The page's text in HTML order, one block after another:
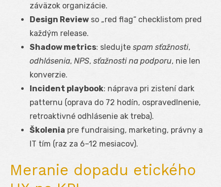
záväzok organizácie.
Design Review so „red flag“ checklistom pred
každým release.
Shadow metrics: sledujte spam sťažnosti,
odhlásenia, NPS, sťažnosti na podporu, nie len
konverzie.
Incident playbook: náprava pri zistení dark
patternu (oprava do 72 hodín, ospravedlnenie,
retroaktivné odhlásenie ak treba).
Školenia pre fundraising, marketing, právny a
IT tím (raz za 6–12 mesiacov).
Meranie dopadu etického